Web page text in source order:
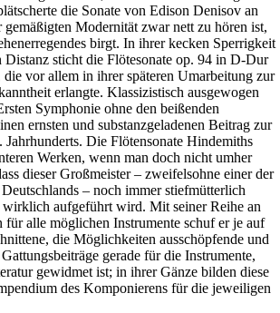
die Sonate von Edison Denisov an
Modernität zwar nett zu hören ist,
birgt. In ihrer kecken Sperrigkeit
Distanz sticht die Flötesonate op. 94 in D-Dur
vor allem in ihrer späteren Umarbeitung zur
erlangte. Klassizistisch ausgewogen
Symphonie ohne den beißenden
ernsten und substanzgeladenen Beitrag zur
Jahrhunderts. Die Flötensonate Hindemiths
Werken, wenn man doch nicht umher
dieser Großmeister – zweifelsohne einer der
– noch immer stiefmütterlich
wirklich aufgeführt wird. Mit seiner Reihe an
für alle möglichen Instrumente schuf er je auf
die Möglichkeiten ausschöpfende und
gerade für die Instrumente,
gewidmet ist; in ihrer Gänze bilden diese
des Komponierens für die jeweiligen